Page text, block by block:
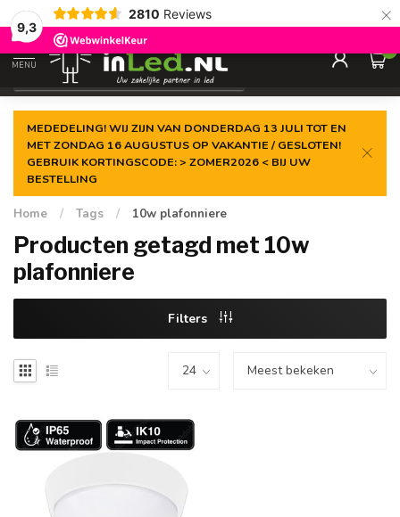
9,3
2810 Reviews ×
Gegarandeerde delaagste prijs
MENU
0
MEDEDELING! WIJ ZIJN VAN DONDERDAG 13 JULI TOT EN
MET ZONDAG 16 AUGUSTUS OP VAKANTIE / GESLOTEN!
GEBRUIK KORTINGSCODE: > ZOMER2026 < BIJ UW
BESTELLING
Home / Tags / 10w plafonniere
Producten getagd met 10w
plafonniere
Filters